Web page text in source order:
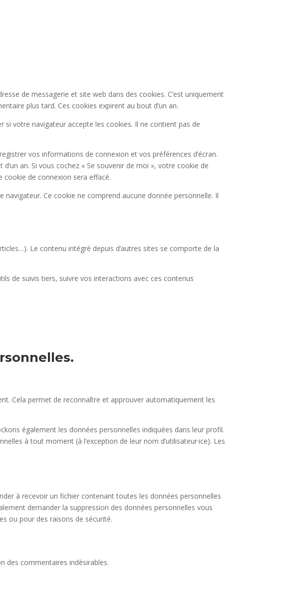
de messagerie et site web dans des cookies. C’est uniquement
plus tard. Ces cookies expirent au bout d’un an.
votre navigateur accepte les cookies. Il ne contient pas de
vos informations de connexion et vos préférences d’écran.
an. Si vous cochez « Se souvenir de moi », votre cookie de
cookie de connexion sera effacé.
Ce cookie ne comprend aucune donnée personnelle. Il
Le contenu intégré depuis d’autres sites se comporte de la
de suivis tiers, suivre vos interactions avec ces contenus
Cela permet de reconnaître et approuver automatiquement les
également les données personnelles indiquées dans leur profil.
à tout moment (à l’exception de leur nom d’utilisateur·ice). Les
à recevoir un fichier contenant toutes les données personnelles
demander la suppression des données personnelles vous
ou pour des raisons de sécurité.
des commentaires indésirables.